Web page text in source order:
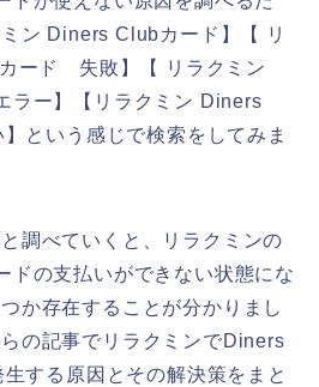
ン Diners Clubカード】【 リ
ード 失敗】【 リラクミン
ー】【リラクミン Diners
という感じで検索をしてみま
調べていくと、リラクミンの
ドの支払いができない状態にな
か存在することが分かりまし
の記事でリラクミンでDiners
する原因とその解決策をまと